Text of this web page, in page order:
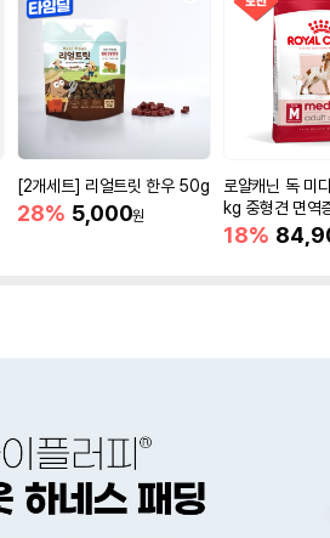
[2개세트] 리얼트릿 한우 50g
28% 5,000원
로얄캐닌 독 미
kg 중형견 면역
18%